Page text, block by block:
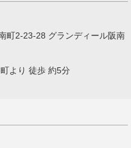
町2-23-28 グランディール阪南
より 徒歩 約5分